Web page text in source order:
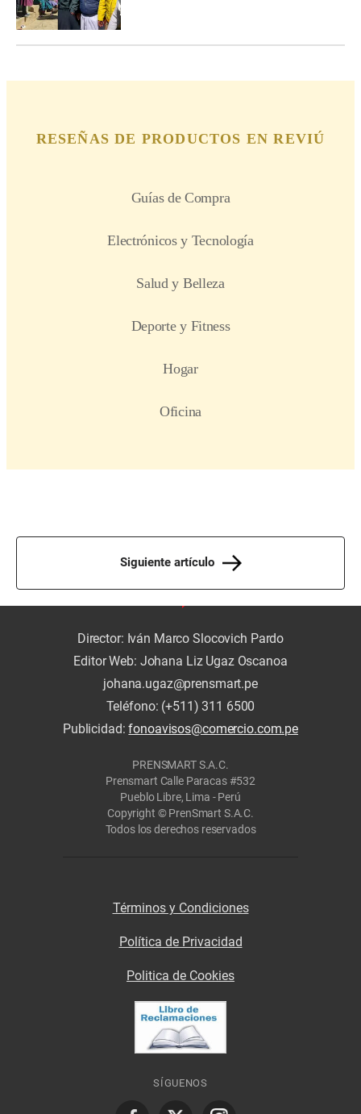
Siguiente artículo
Director: Iván Marco Slocovich Pardo
Editor Web: Johana Liz Ugaz Oscanoa
johana.ugaz@prensmart.pe
Teléfono: (+511) 311 6500
Publicidad:fonoavisos@comercio.com.pe
PRENSMART S.A.C.
Prensmart Calle Paracas #532
Pueblo Libre, Lima - Perú
Copyright © PrenSmart S.A.C.
Todos los derechos reservados
Términos y Condiciones
Política de Privacidad
Politica de Cookies
SÍGUENOS